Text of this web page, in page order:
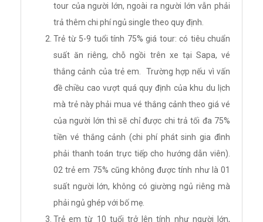
tour của người lớn, ngoài ra người lớn vẫn phải
trả thêm chi phí ngủ single theo quy định.
Trẻ từ 5-9 tuổi tính 75% giá tour: có tiêu chuẩn
suất ăn riêng, chỗ ngồi trên xe tại Sapa, vé
thắng cảnh của trẻ em. Trường hợp nếu vì vấn
đề chiều cao vượt quá quy định của khu du lịch
mà trẻ này phải mua vé thắng cảnh theo giá vé
của người lớn thì sẽ chỉ được chi trả tối đa 75%
tiền vé thắng cảnh (chi phí phát sinh gia đình
phải thanh toán trực tiếp cho hướng dẫn viên).
02 trẻ em 75% cũng không được tính như là 01
suất người lớn, không có giường ngủ riêng mà
phải ngủ ghép với bố mẹ.
Trẻ em từ 10 tuổi trở lên tính như người lớn,